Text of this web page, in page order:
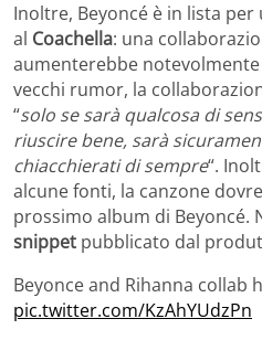
Inoltre, Beyoncé è in lista per
al Coachella: una
aumenterebbe notevolmente
vecchi rumor, la
“solo se sarà qualcosa di
riuscire bene, sarà
chiacchierati di sempre“.
alcune fonti, la canzone
prossimo album di Beyoncé.
snippet pubblicato dal
Beyonce and Rihanna collab
pic.twitter.com/KzAhYUdzPn